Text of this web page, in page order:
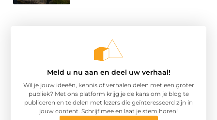
Meld u nu aan en deel uw verhaal!
Wil je jouw ideeën, kennis of verhalen delen met een groter
publiek? Met ons platform krijg je de kans om je blog te
publiceren en te delen met lezers die geïnteresseerd zijn in
jouw content. Schrijf mee en laat je stem horen!